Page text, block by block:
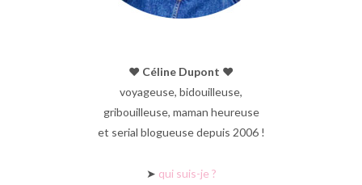
♥︎ Céline Dupont ♥︎
voyageuse, bidouilleuse,
gribouilleuse, maman heureuse
et serial blogueuse depuis 2006 !
➤ qui suis-je ?